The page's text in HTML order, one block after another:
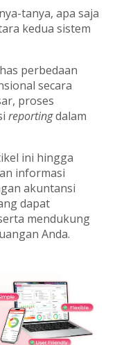
tanya, apa saja
kedua sistem
perbedaan
secara
proses
reportingdalam
ini hingga
informasi
akuntansi
dapat
mendukung
Anda.